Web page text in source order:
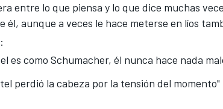
entre lo que piensa y lo que dice muchas
él, aunque a veces le hace meterse en líos
es como Schumacher, él nunca hace nada
perdió la cabeza por la tensión del momento"